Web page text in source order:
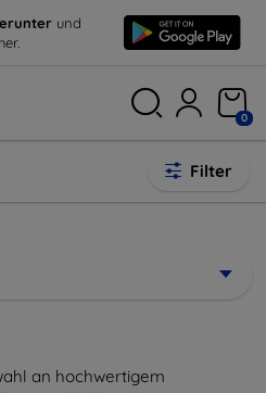
und
0
Filter
an hochwertigem